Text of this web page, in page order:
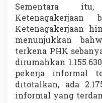
Sementara
Ketenagakerjaan
Ketenagakerjaan
menunjukkan
terkena PHK
dirumahkan
pekerja informal
ditotalkan, ada
informal yang